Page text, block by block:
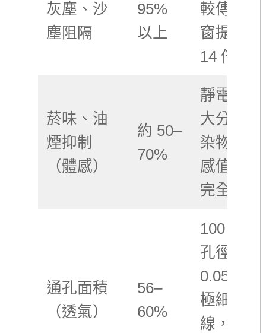
灰塵、沙
塵阻隔
95%
以上
較傳統紗
窗提升
14 倍
菸味、油
煙抑制
（體感）
約 50–
70%
靜電吸附
大分子污
染物，體
感值、非
完全阻隔
通孔面積
（透氣）
56–
60%
100 微米
孔徑＋
0.055mm
極細紗
線，兼顧